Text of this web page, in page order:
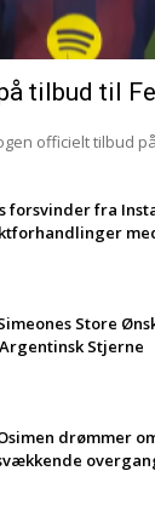
tilbud til
officielt tilbud
forsvinder fra
Store
Stjerne
drømmer